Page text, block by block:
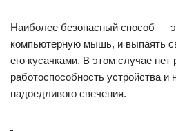
Наиболее безопасный способ —
компьютерную мышь, и выпаять
его кусачками. В этом случае нет
работоспособность устройства и
надоедливого свечения.